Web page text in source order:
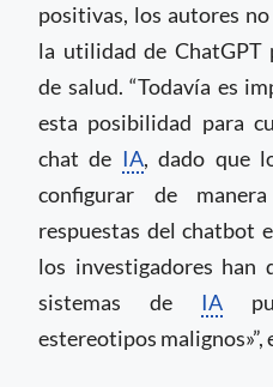
positivas, los autores
la utilidad de ChatGPT
de salud. “Todavía es
esta posibilidad para
chat de IA, dado que
configurar de
respuestas del chatbot
los investigadores han
sistemas de IA
estereotipos malignos»”,